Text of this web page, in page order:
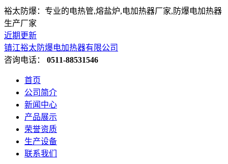
裕太防爆：专业的电热管,熔盐炉,电加热器厂家,防爆电加热器
生产厂家
近期更新
镇江裕太防爆电加热器有限公司
咨询电话： 0511-88531546
首页
公司简介
新闻中心
产品展示
荣誉资质
生产设备
联系我们